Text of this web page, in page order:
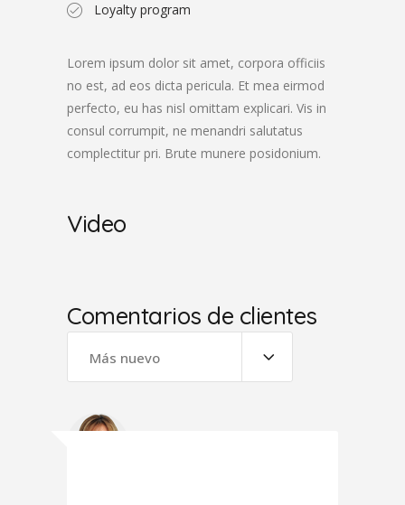
Loyalty program
Lorem ipsum dolor sit amet, corpora officiis
no est, ad eos dicta pericula. Et mea eirmod
perfecto, eu has nisl omittam explicari. Vis in
consul corrumpit, ne menandri salutatus
complectitur pri. Brute munere posidonium.
Video
Comentarios de clientes
Más nuevo